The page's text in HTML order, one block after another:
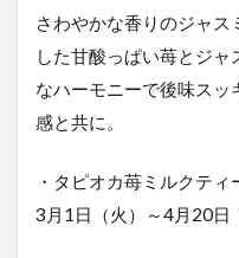
さわやかな香りのジャス
した甘酸っぱい苺とジ
なハーモニーで後味スッ
感と共に。
・タピオカ苺ミルクテ
3月1日（火）～4月20日